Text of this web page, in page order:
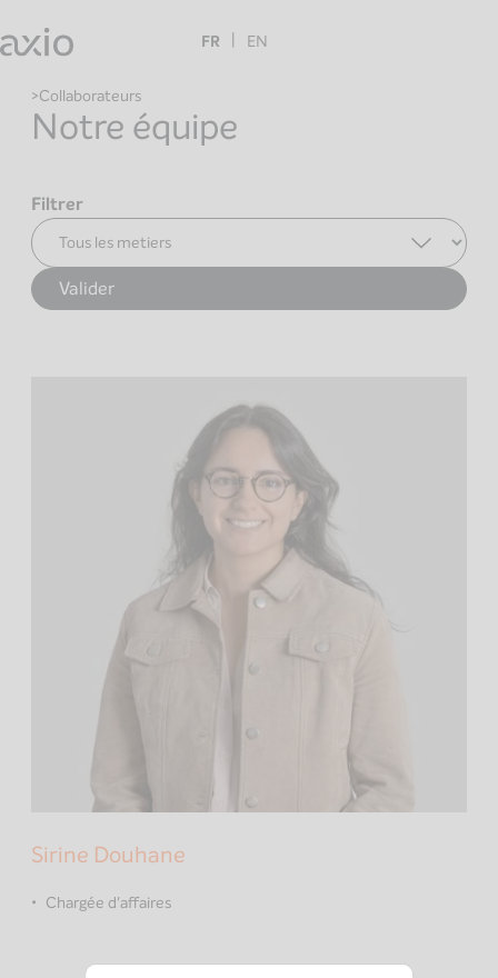
to
content
FR EN
Collaborateurs
Notre équipe
Filtrer
Sirine Douhane
Chargée d'affaires